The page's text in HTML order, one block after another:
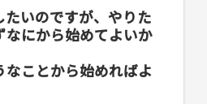
たいのですが、やりた
なにから始めてよいか
なことから始めればよ